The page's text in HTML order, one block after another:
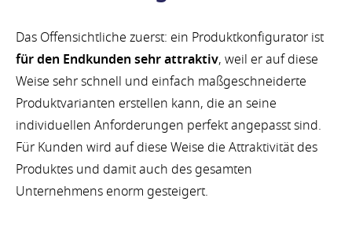
Das Offensichtliche zuerst: ein Produktkonfigurator ist
für den Endkunden sehr attraktiv, weil er auf diese
Weise sehr schnell und einfach maßgeschneiderte
Produktvarianten erstellen kann, die an seine
individuellen Anforderungen perfekt angepasst sind.
Für Kunden wird auf diese Weise die Attraktivität des
Produktes und damit auch des gesamten
Unternehmens enorm gesteigert.